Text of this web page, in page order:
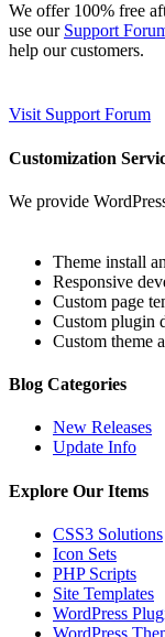
We offer 100% free
use our Support
help our customers.
Visit Support Forum
Customization
We provide
Theme install
Responsive
Custom page
Custom plugin
Custom theme
Blog Categories
New Releases
Update Info
Explore Our Items
CSS3 Solutions
Icon Sets
PHP Scripts
Site Templates
WordPress
WordPress